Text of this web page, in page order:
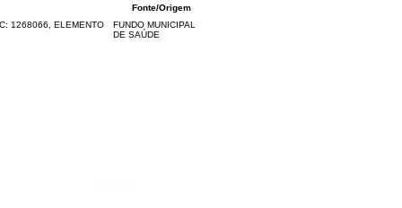
Fonte/Origem
1268066, ELEMENTO
FUNDO MUNICIPAL
DE SAÚDE